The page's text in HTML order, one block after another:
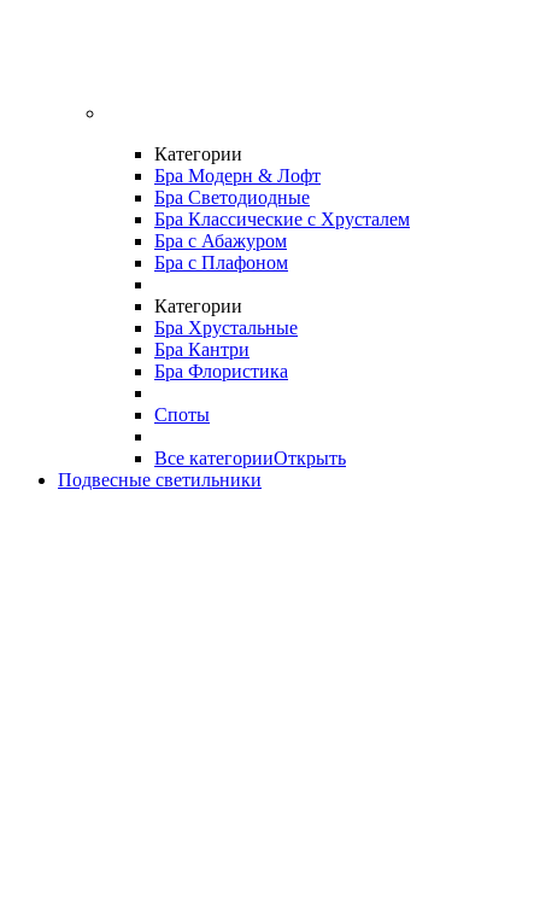
Категории
Бра Модерн & Лофт
Бра Светодиодные
Бра Классические с Хрусталем
Бра с Абажуром
Бра с Плафоном
Категории
Бра Хрустальные
Бра Кантри
Бра Флористика
Споты
Все категорииОткрыть
Подвесные светильники